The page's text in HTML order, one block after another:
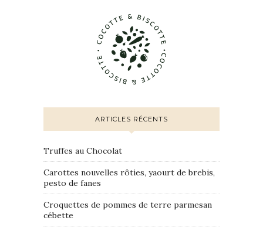
ARTICLES RÉCENTS
Truffes au Chocolat
Carottes nouvelles rôties, yaourt de brebis,
pesto de fanes
Croquettes de pommes de terre parmesan
cébette